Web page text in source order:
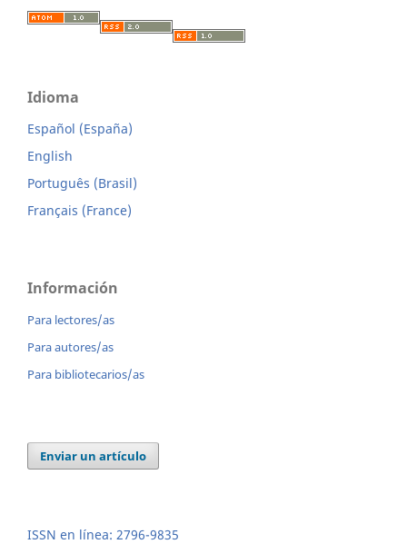
Idioma
Español (España)
English
Português (Brasil)
Français (France)
Información
Para lectores/as
Para autores/as
Para bibliotecarios/as
Enviar un artículo
ISSN en línea: 2796-9835